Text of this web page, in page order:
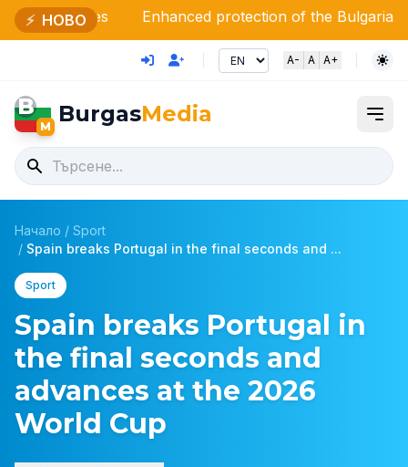
⚡ НОВО
Enhanced protection of the Bulgarian sky:
A- A A+
B
M BurgasMedia
Начало / Sport
/ Spain breaks Portugal in the final seconds and ...
Sport
Spain breaks Portugal in
the final seconds and
advances at the 2026
World Cup